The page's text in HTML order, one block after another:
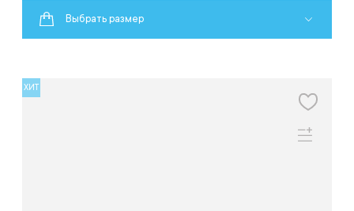
Выбрать размер
ХИТ